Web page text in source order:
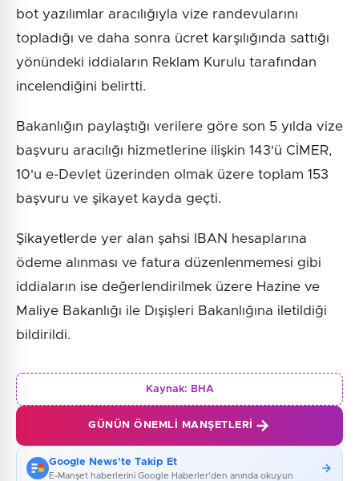
bot yazılımlar aracılığıyla vize randevularını
topladığı ve daha sonra ücret karşılığında sattığı
yönündeki iddiaların Reklam Kurulu tarafından
incelendiğini belirtti.
Bakanlığın paylaştığı verilere göre son 5 yılda vize
başvuru aracılığı hizmetlerine ilişkin 143'ü CİMER,
10'u e-Devlet üzerinden olmak üzere toplam 153
başvuru ve şikayet kayda geçti.
Şikayetlerde yer alan şahsi IBAN hesaplarına
ödeme alınması ve fatura düzenlenmemesi gibi
iddiaların ise değerlendirilmek üzere Hazine ve
Maliye Bakanlığı ile Dışişleri Bakanlığına iletildiği
bildirildi.
Kaynak: BHA
GÜNÜN ÖNEMLI MANŞETLERI
Google News'te Takip Et
E-Manşet haberlerini Google Haberler'den anında okuyun